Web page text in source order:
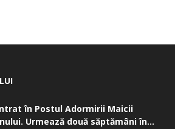
în Postul Adormirii Maicii
Urmează două săptămâni în...